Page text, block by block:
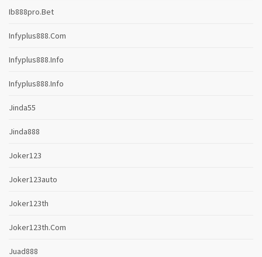
Ib888pro.bet
Infyplus888.com
Infyplus888.info
Infyplus888.info
Jinda55
Jinda888
Joker123
Joker123auto
Joker123th
Joker123th.com
Juad888